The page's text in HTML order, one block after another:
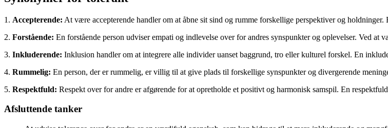
1. Accepterende: At være accepterende handler om at åbne sit sind og rumme forskellige perspektiver og
2. Forstående: En forstående person udviser empati og indlevelse over for andres synspunkter og oplevelser. Ved at
3. Inkluderende: Inklusion handler om at integrere alle individer uanset baggrund, tro eller kulturel forskel. En
4. Rummelig: En person, der er rummelig, er villig til at give plads til forskellige synspunkter og divergerende
5. Respektfuld: Respekt over for andre er afgørende for at opretholde et positivt og harmonisk samspil. En
Afsluttende tanker